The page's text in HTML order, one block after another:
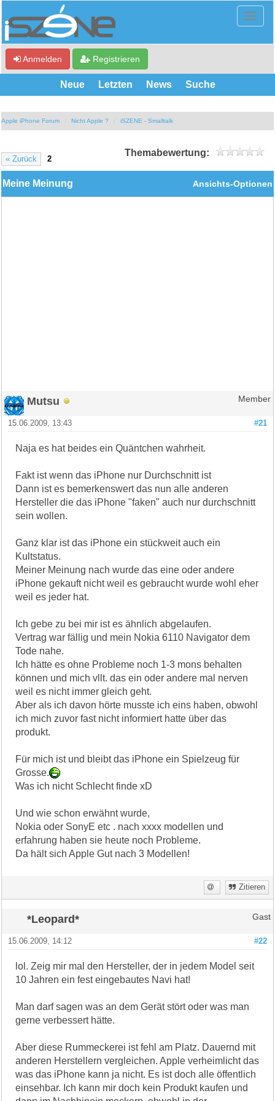
Anmelden Registrieren
Neue Letzten News Suche
Apple iPhone Forum Nicht Apple ? iSZENE - Smalltalk
« Zurück 2
Themabewertung:
Ansichts-Optionen
Meine Meinung
Mutsu Member
#21
15.06.2009, 13:43
Naja es hat beides ein Quäntchen wahrheit.
Fakt ist wenn das iPhone nur Durchschnitt ist
Dann ist es bemerkenswert das nun alle anderen
Hersteller die das iPhone "faken" auch nur durchschnitt
sein wollen.
Ganz klar ist das iPhone ein stückweit auch ein
Kultstatus.
Meiner Meinung nach wurde das eine oder andere
iPhone gekauft nicht weil es gebraucht wurde wohl eher
weil es jeder hat.
Ich gebe zu bei mir ist es ähnlich abgelaufen.
Vertrag war fällig und mein Nokia 6110 Navigator dem
Tode nahe.
Ich hätte es ohne Probleme noch 1-3 mons behalten
können und mich vllt. das ein oder andere mal nerven
weil es nicht immer gleich geht.
Aber als ich davon hörte musste ich eins haben, obwohl
ich mich zuvor fast nicht informiert hatte über das
produkt.
Für mich ist und bleibt das iPhone ein Spielzeug für
Grosse.
Was ich nicht Schlecht finde xD
Und wie schon erwähnt wurde,
Nokia oder SonyE etc . nach xxxx modellen und
erfahrung haben sie heute noch Probleme.
Da hält sich Apple Gut nach 3 Modellen!
Zitieren
*Leopard* Gast
#22
15.06.2009, 14:12
lol. Zeig mir mal den Hersteller, der in jedem Model seit
10 Jahren ein fest eingebautes Navi hat!
Man darf sagen was an dem Gerät stört oder was man
gerne verbessert hätte.
Aber diese Rummeckerei ist fehl am Platz. Dauernd mit
anderen Herstellern vergleichen. Apple verheimlicht das
was das iPhone kann ja nicht. Es ist doch alle öffentlich
einsehbar. Ich kann mir doch kein Produkt kaufen und